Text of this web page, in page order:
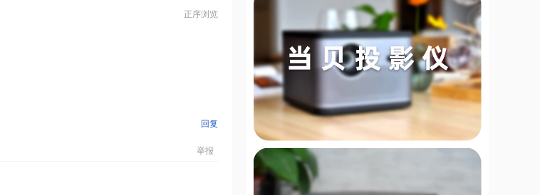
正序浏览
回复
举报
极米z4air精简固件,附精简包刷机
教程
极米投影仪精简第三方刷机固件大
千万不要选哈趣